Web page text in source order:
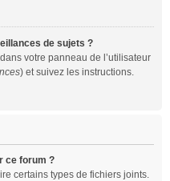
de sujets ?
votre panneau de l’utilisateur
) et suivez les instructions.
ce forum ?
certains types de fichiers joints.